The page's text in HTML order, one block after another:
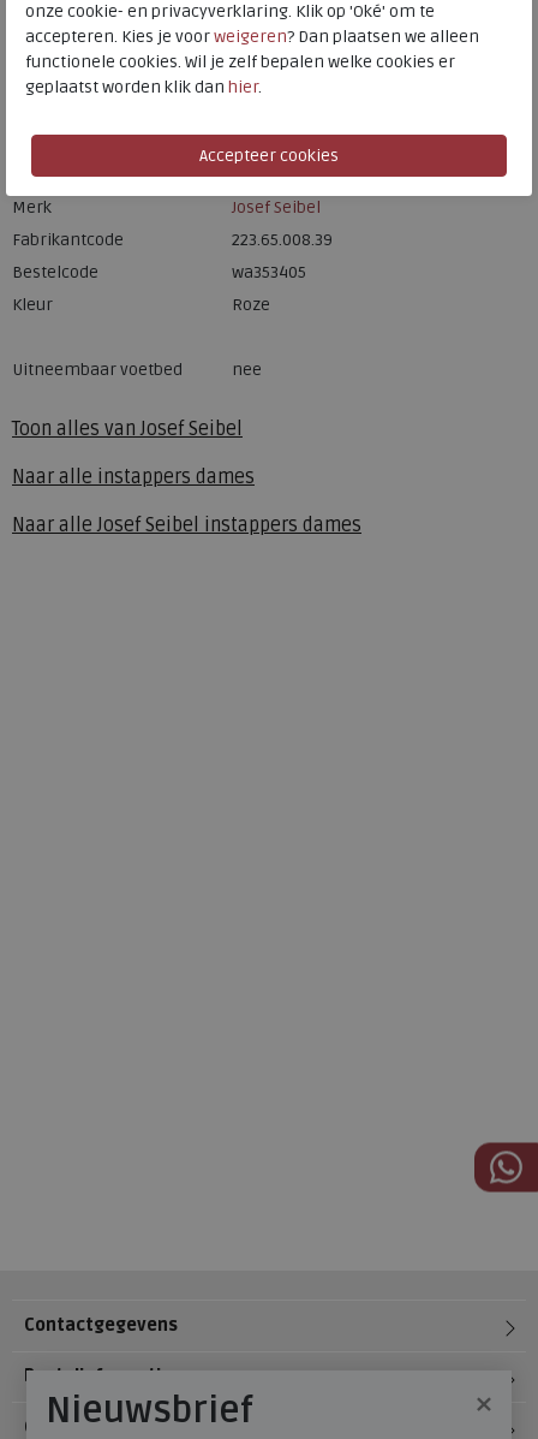
Toon alles vanJosef Seibel
Naar alle instappers dames
Naar alleJosef Seibel instappers dames
Hulp nodig? bel:0229 760 760
Gratis verzending binnen Nederland*
Voor 14:00 uur besteld = dezelfde werkdag verzonden*
Altijd retourneren, binnen 1 werkdag terugbetaald
Merk
Josef Seibel
Fabrikantcode
223.65.008.39
Bestelcode
wa353405
Kleur
Roze
Uitneembaar voetbed nee
Contactgegevens
Bestelinformatie
Over Meijerink Schoenen
×
Nieuwsbrief
onze cookie- en privacyverklaring. Klik op 'Oké' om te
accepteren. Kies je voorweigeren? Dan plaatsen we alleen
functionele cookies. Wil je zelf bepalen welke cookies er
geplaatst worden klik dan hier.